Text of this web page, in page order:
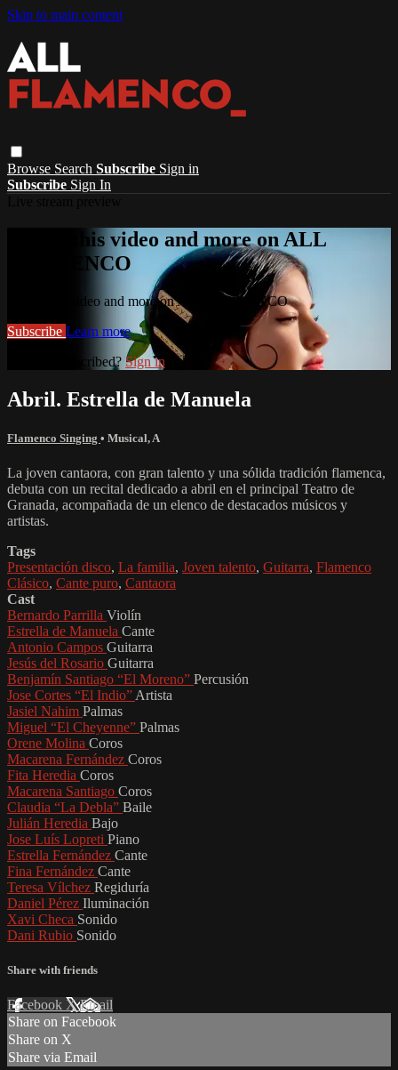
Skip to main content
Browse Search Subscribe Sign in
Subscribe Sign In
Watch this video and more on ALL
FLAMENCO
Watch this video and more on ALL FLAMENCO
Subscribe Learn more
Already subscribed?Sign in
Abril. Estrella de Manuela
Flamenco Singing • Musical, A
La joven cantaora, con gran talento y una sólida tradición flamenca,
debuta con un recital dedicado a abril en el principal Teatro de
Granada, acompañada de un elenco de destacados músicos y
artistas.
Tags
Presentación disco, La familia, Joven talento, Guitarra, Flamenco
Clásico, Cante puro, Cantaora
Cast
Bernardo Parrilla Violín
Estrella de Manuela Cante
Antonio Campos Guitarra
Jesús del Rosario Guitarra
Benjamín Santiago “El Moreno” Percusión
Jose Cortes “El Indio” Artista
Jasiel Nahim Palmas
Miguel “El Cheyenne” Palmas
Orene Molina Coros
Macarena Fernández Coros
Fita Heredia Coros
Macarena Santiago Coros
Claudia “La Debla” Baile
Julián Heredia Bajo
Jose Luís Lopreti Piano
Estrella Fernández Cante
Fina Fernández Cante
Teresa Vílchez Regiduría
Daniel Pérez Iluminación
Xavi Checa Sonido
Dani Rubio Sonido
Share with friends
Facebook XEmail
Share on Facebook
Share on X
Share via Email